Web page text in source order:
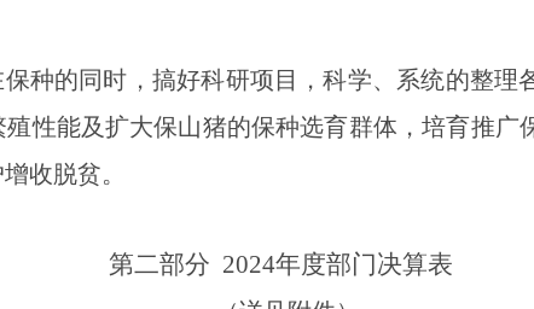
种的同时，搞好科研项目，科学、系统的整理
性能及扩大保山猪的保种选育群体，培育推广
收脱贫。
第二部分 2024年度部门决算表